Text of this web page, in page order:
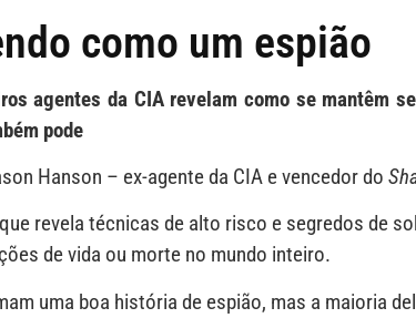
como um espião
agentes da CIA revelam como se mantêm
pode
Hanson – ex-agente da CIA e vencedor do
revela técnicas de alto risco e segredos de
de vida ou morte no mundo inteiro.
uma boa história de espião, mas a maioria